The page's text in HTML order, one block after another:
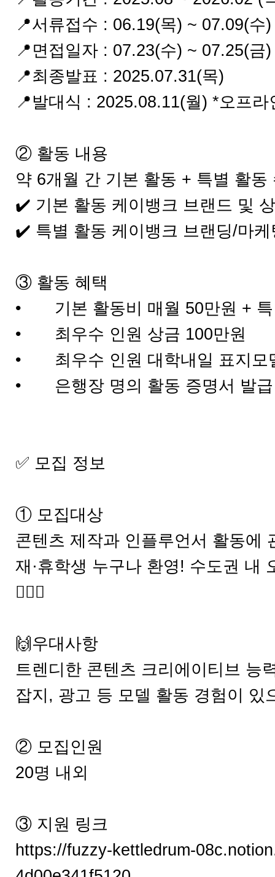
📍서류접수 : 06.19(목) ~ 07.09(수)
📍면접일자 : 07.23(수) ~ 07.25(금
📍최종발표 : 2025.07.31(목)
📍발대식 : 2025.08.11(월) *오프
② 활동 내용
약 6개월 간 기본 활동 + 특별 활
✔️ 기본 활동 케이뱅크 브랜드 및
✔️ 특별 활동 케이뱅크 브랜딩/마
③ 활동 혜택
•
기본 활동비 매월 50만원 +
•
최우수 인원 상금 100만원
•
최우수 인원 대학내일 표지모
•
은행장 명의 활동 증명서 발급
✅ 모집 정보
① 모집대상
콘텐츠 제작과 인플루언서 활동에
재·휴학생 누구나 환영! 수도권 내
🙆🏻‍♂️
🙌우대사항
트렌디한 콘텐츠 크리에이티브 능
잡지, 광고 등 모델 활동 경험이 있
② 모집인원
20명 내외
③ 지원 링크
https://fuzzy-kettledrum-